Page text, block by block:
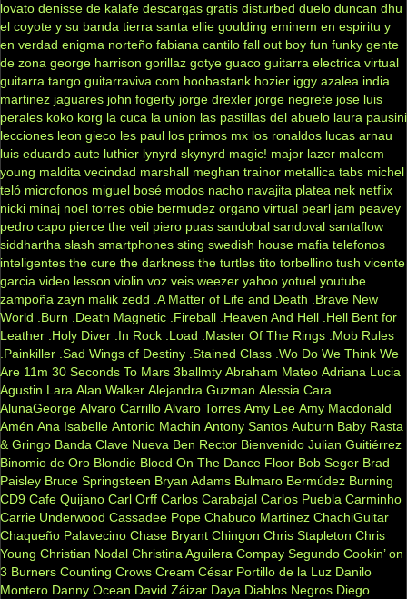
lovato denisse de kalafe descargas gratis disturbed duelo duncan dhu
el coyote y su banda tierra santa ellie goulding eminem en espiritu y
en verdad enigma norteño fabiana cantilo fall out boy fun funky gente
de zona george harrison gorillaz gotye guaco guitarra electrica virtual
guitarra tango guitarraviva.com hoobastank hozier iggy azalea india
martinez jaguares john fogerty jorge drexler jorge negrete jose luis
perales koko korg la cuca la union las pastillas del abuelo laura pausini
lecciones leon gieco les paul los primos mx los ronaldos lucas arnau
luis eduardo aute luthier lynyrd skynyrd magic! major lazer malcom
young maldita vecindad marshall meghan trainor metallica tabs michel
teló microfonos miguel bosé modos nacho navajita platea nek netflix
nicki minaj noel torres obie bermudez organo virtual pearl jam peavey
pedro capo pierce the veil piero puas sandobal sandoval santaflow
siddhartha slash smartphones sting swedish house mafia telefonos
inteligentes the cure the darkness the turtles tito torbellino tush vicente
garcia video lesson violin voz veis weezer yahoo yotuel youtube
zampoña zayn malik zedd .A Matter of Life and Death
.Brave New
World
.Burn .Death Magnetic .Fireball .Heaven And Hell .Hell Bent for
Leather .Holy Diver .In Rock .Load .Master Of The Rings .Mob Rules
.Painkiller .Sad Wings of Destiny .Stained Class .Wo Do We Think We
Are 11m 30 Seconds To Mars 3ballmty Abraham Mateo Adriana Lucia
Agustin Lara Alan Walker Alejandra Guzman Alessia Cara
AlunaGeorge Alvaro Carrillo Alvaro Torres Amy Lee Amy Macdonald
Amén Ana Isabelle Antonio Machin Antony Santos Auburn Baby Rasta
& Gringo Banda Clave Nueva Ben Rector Bienvenido Julian Guitiérrez
Binomio de Oro Blondie Blood On The Dance Floor Bob Seger Brad
Paisley Bruce Springsteen Bryan Adams Bulmaro Bermúdez Burning
CD9 Cafe Quijano Carl Orff Carlos Carabajal Carlos Puebla Carminho
Carrie Underwood Cassadee Pope Chabuco Martinez ChachiGuitar
Chaqueño Palavecino Chase Bryant Chingon Chris Stapleton Chris
Young Christian Nodal Christina Aguilera Compay Segundo Cookin’ on
3 Burners Counting Crows Cream César Portillo de la Luz Danilo
Montero Danny Ocean David Záizar Daya Diablos Negros Diego